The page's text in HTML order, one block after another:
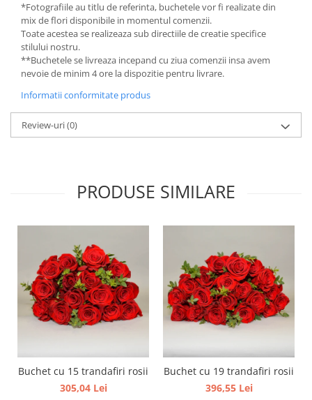
*Fotografiile au titlu de referinta, buchetele vor fi realizate din
mix de flori disponibile in momentul comenzii.
Toate acestea se realizeaza sub directiile de creatie specifice
stilului nostru.
**Buchetele se livreaza incepand cu ziua comenzii insa avem
nevoie de minim 4 ore la dispozitie pentru livrare.
Informatii conformitate produs
Review-uri(0)
PRODUSE SIMILARE
Buchet cu 15 trandafiri rosii
305,04 Lei
Buchet cu 19 trandafiri rosii
396,55 Lei